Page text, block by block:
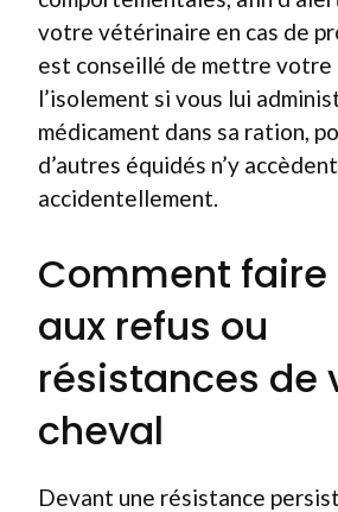
votre vétérinaire en cas de
est conseillé de mettre votre
l’isolement si vous lui
médicament dans sa ration,
d’autres équidés n’y accèdent
accidentellement.
Comment faire
aux refus ou
résistances de
cheval
Devant une résistance